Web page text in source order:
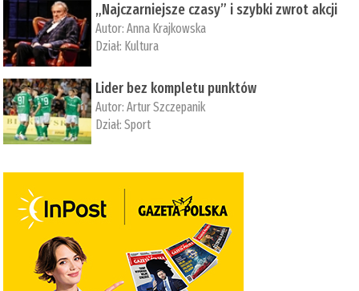
„Najczarniejsze czasy” i szybki zwrot akcji
Autor:Anna Krajkowska
Dział: Kultura
Lider bez kompletu punktów
Autor:Artur Szczepanik
Dział:Sport